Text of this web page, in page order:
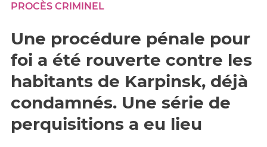
PROCÈS CRIMINEL
Une procédure pénale pour
foi a été rouverte contre les
habitants de Karpinsk, déjà
condamnés. Une série de
perquisitions a eu lieu